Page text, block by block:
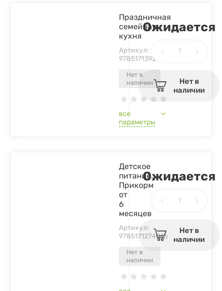
Нет в
наличии
Праздничная
семейная
кухня
Артикул:
9785171392925
все
параметры
Ожидается
Нет в
наличии
Нет в
наличии
Детское
питание.
Прикорм
от
6
месяцев
Артикул:
9785171274016
Ожидается
Нет в
наличии